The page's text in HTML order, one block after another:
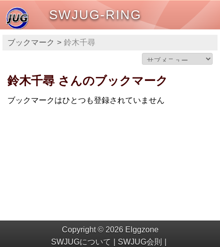
SWJUG-RING
ブックマーク 鈴木千尋
鈴木千尋 さんのブックマーク
ブックマークはひとつも登録されていません
Copyright © 2026 Elggzone
SWJUGについて
SWJUG会則